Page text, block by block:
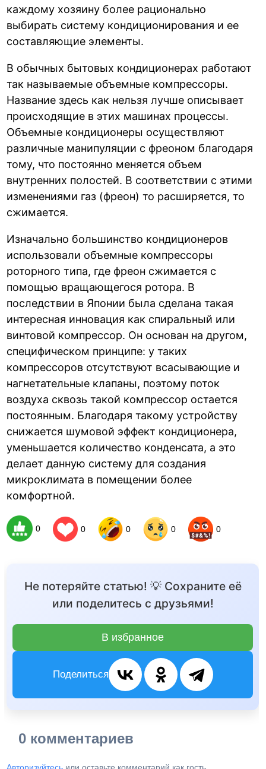
каждому хозяину более рационально
выбирать систему кондиционирования и ее
составляющие элементы.
В обычных бытовых кондиционерах работают
так называемые объемные компрессоры.
Название здесь как нельзя лучше описывает
происходящие в этих машинах процессы.
Объемные кондиционеры осуществляют
различные манипуляции с фреоном благодаря
тому, что постоянно меняется объем
внутренних полостей. В соответствии с этими
изменениями газ (фреон) то расширяется, то
сжимается.
Изначально большинство кондиционеров
использовали объемные компрессоры
роторного типа, где фреон сжимается с
помощью вращающегося ротора. В
последствии в Японии была сделана такая
интересная инновация как спиральный или
винтовой компрессор. Он основан на другом,
специфическом принципе: у таких
компрессоров отсутствуют всасывающие и
нагнетательные клапаны, поэтому поток
воздуха сквозь такой компрессор остается
постоянным. Благодаря такому устройству
снижается шумовой эффект кондиционера,
уменьшается количество конденсата, а это
делает данную систему для создания
микроклимата в помещении более
комфортной.
0 0 0 0 0
Не потеряйте статью! 💡 Сохраните её
или поделитесь с друзьями!
В избранное
Поделиться
0 комментариев